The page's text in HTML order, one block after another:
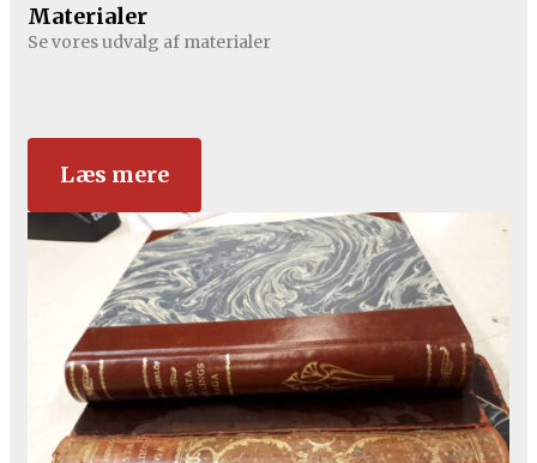
Materialer
Se vores udvalg af materialer
Læs mere